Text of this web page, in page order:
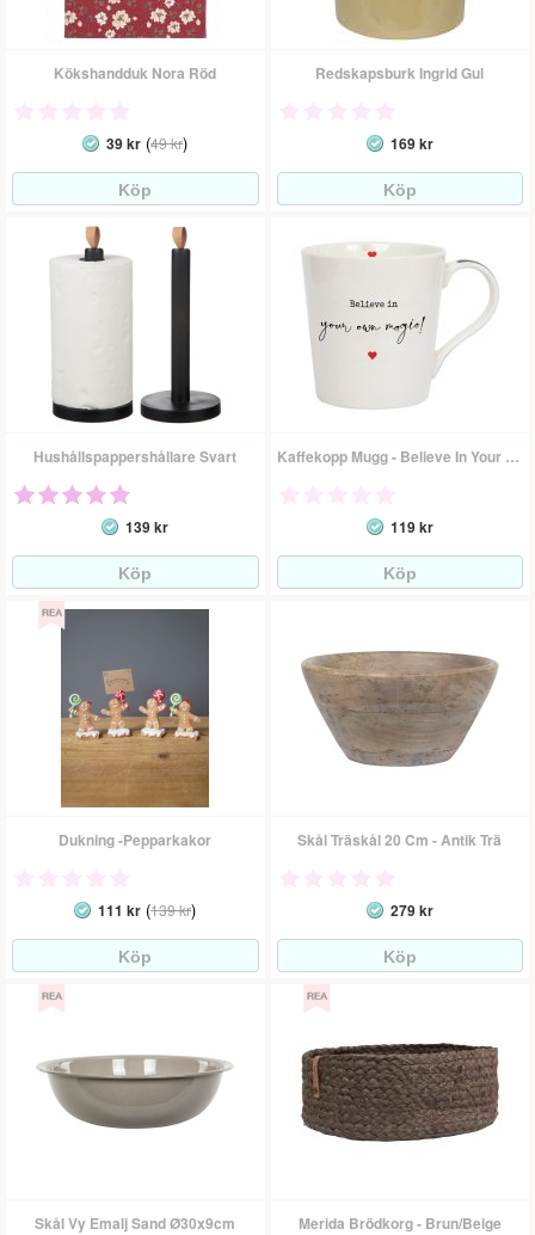
Kökshandduk Nora Röd
39 kr (49 kr)
Redskapsburk Ingrid Gul
169 kr
Hushållspappershållare Svart
139 kr
Kaffekopp Mugg - Believe In Your Own Magic
119 kr
Dukning -Pepparkakor
111 kr (139 kr)
Skål Träskål 20 Cm - Antik Trä
279 kr
Skål Vy Emalj Sand Ø30x9cm Merida Brödkorg - Brun/Beige